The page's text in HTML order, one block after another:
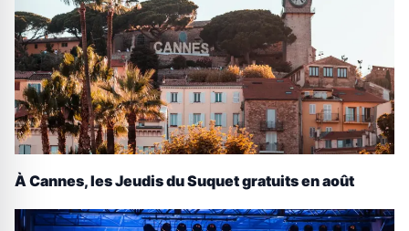
À Cannes, les Jeudis du Suquet gratuits en août